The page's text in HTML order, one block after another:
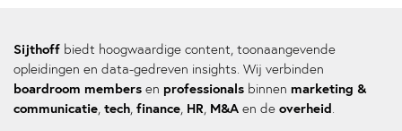
Sijthoff biedt hoogwaardige content, toonaangevende
opleidingen en data-gedreven insights. Wij verbinden
boardroom members en professionals binnen marketing &
communicatie, tech, finance, HR, M&A en de overheid.